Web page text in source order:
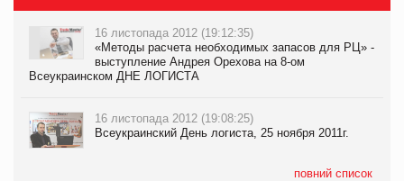
16 листопада 2012 (19:12:35)
«Методы расчета необходимых запасов для РЦ» -
выступление Андрея Орехова на 8-ом
Всеукраинском ДНЕ ЛОГИСТА
16 листопада 2012 (19:08:25)
Всеукраинский День логиста, 25 ноября 2011г.
повний список